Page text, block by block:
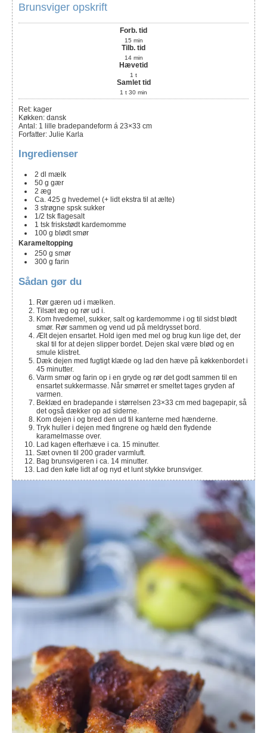
Brunsviger opskrift
Forb. tid
15 min
Tilb. tid
14 min
Hævetid
1 t
Samlet tid
1 t 30 min
Ret: kager
Køkken: dansk
Antal: 1 lille bradepandeform á 23×33 cm
Forfatter: Julie Karla
Ingredienser
2 dl mælk
50 g gær
2 æg
Ca. 425 g hvedemel (+ lidt ekstra til at ælte)
3 strøgne spsk sukker
1/2 tsk flagesalt
1 tsk friskstødt kardemomme
100 g blødt smør
Karameltopping
250 g smør
300 g farin
Sådan gør du
Rør gæren ud i mælken.
Tilsæt æg og rør ud i.
Kom hvedemel, sukker, salt og kardemomme i og til sidst blødt
smør. Rør sammen og vend ud på meldrysset bord.
Ælt dejen ensartet. Hold igen med mel og brug kun lige det, der
skal til for at dejen slipper bordet. Dejen skal være blød og en
smule klistret.
Dæk dejen med fugtigt klæde og lad den hæve på køkkenbordet i
45 minutter.
Varm smør og farin op i en gryde og rør det godt sammen til en
ensartet sukkermasse. Når smørret er smeltet tages gryden af
varmen.
Beklæd en bradepande i størrelsen 23×33 cm med bagepapir, så
det også dækker op ad siderne.
Kom dejen i og bred den ud til kanterne med hænderne.
Tryk huller i dejen med fingrene og hæld den flydende
karamelmasse over.
Lad kagen efterhæve i ca. 15 minutter.
Sæt ovnen til 200 grader varmluft.
Bag brunsvigeren i ca. 14 minutter.
Lad den køle lidt af og nyd et lunt stykke brunsviger.